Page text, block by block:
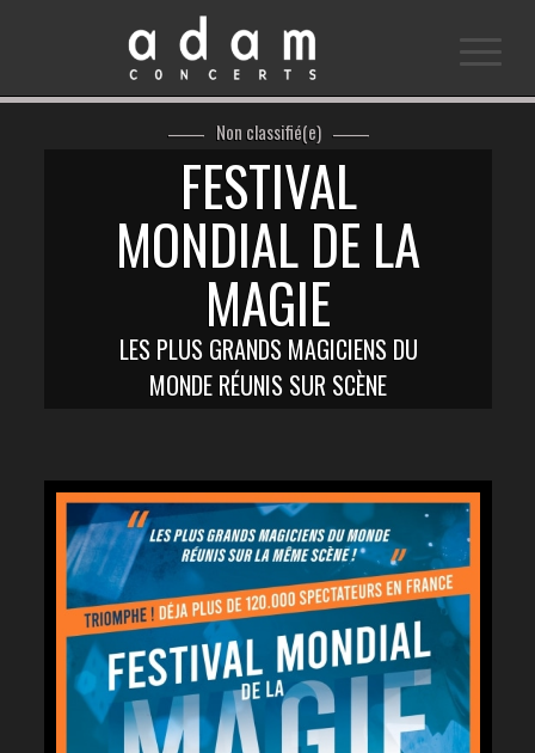
Non classifié(e)
FESTIVAL
MONDIAL DE LA
MAGIE
LES PLUS GRANDS MAGICIENS DU
MONDE RÉUNIS SUR SCÈNE